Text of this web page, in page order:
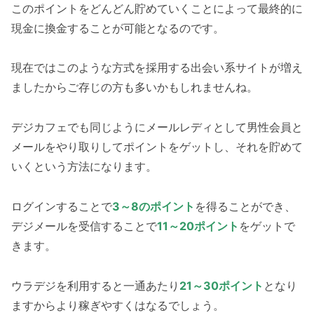
このポイントをどんどん貯めていくことによって最終的に
現金に換金することが可能となるのです。
現在ではこのような方式を採用する出会い系サイトが増え
ましたからご存じの方も多いかもしれませんね。
デジカフェでも同じようにメールレディとして男性会員と
メールをやり取りしてポイントをゲットし、それを貯めて
いくという方法になります。
ログインすることで3～8のポイント を得ることができ、
デジメールを受信することで11～20ポイント をゲットで
きます。
ウラデジを利用すると一通あたり 21～30ポイント となり
ますからより稼ぎやすくはなるでしょう。